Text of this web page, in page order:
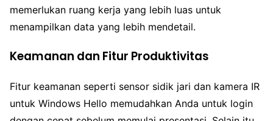
memerlukan ruang kerja yang lebih luas untuk
menampilkan data yang lebih mendetail.
Keamanan dan Fitur Produktivitas
Fitur keamanan seperti sensor sidik jari dan kamera IR
untuk Windows Hello memudahkan Anda untuk login